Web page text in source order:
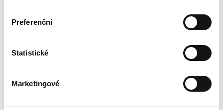
Preferenční
Statistické
Marketingové
20. 08. 2026
,
Letní festival vín VOC Hustopečsko
, Hustopeče
20. 08. 2026